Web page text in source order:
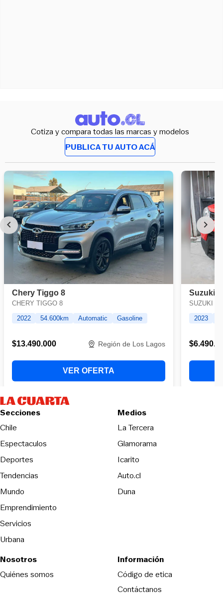
Cotiza y compara todas las marcas y modelos
PUBLICA TU AUTO ACÁ
Secciones
Chile
Espectaculos
Deportes
Tendencias
Mundo
Emprendimiento
Servicios
Urbana
Medios
La TerceraOpens in new
Glamorama
Icarito
Auto.cl
DunaOpens in new window
Nosotros
Quiénes somos
Información
Código de eticaOpens in new
Contáctanos